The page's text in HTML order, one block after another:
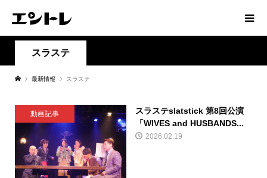
スラステ
最新情報 スラステ
動画記事
スラステslatstick 第8回公演
「WIVES and HUSBANDS...
2026.02.19